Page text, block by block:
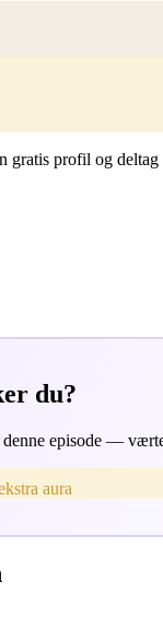
gratis profil og deltag
du?
episode —
aura